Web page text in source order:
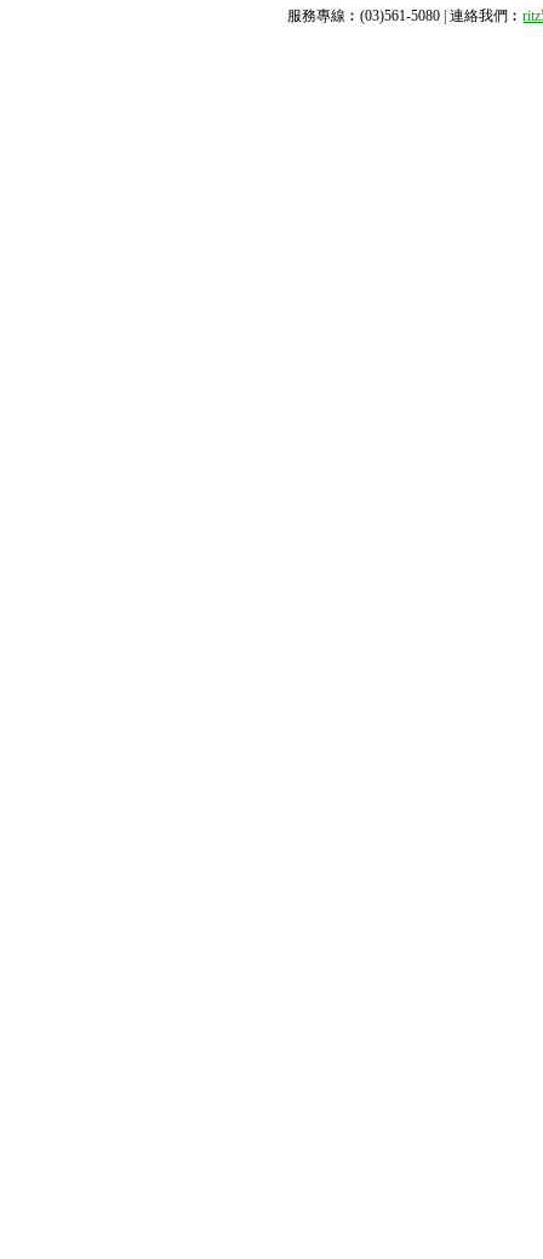
服務專線︰(03)561-5080 | 連絡我們︰